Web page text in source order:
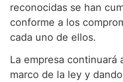
reconocidas se han
conforme a los
cada uno de ellos.
La empresa continuará
marco de la ley y